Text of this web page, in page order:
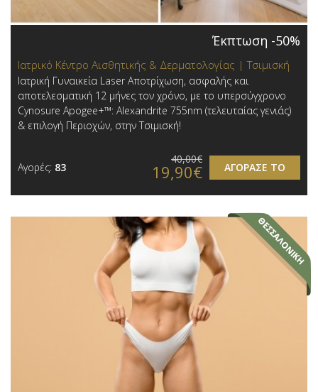
Έκπτωση -50%
Ιατρικό Κέντρο Αισθητικής & Δερματολογίας | Τσιμισκή
Ιατρική Γυναικεία Laser Αποτρίχωση, ασφαλής και
αποτελεσματική 12 μήνες τον χρόνο, με το υπερσύγχρονο
Cynosure Apogee+™: Alexandrite 755nm (τελευταίας γενιάς)
& επιλογή Περιοχών,​ στην Τσιμισκή!
Αγορές: 83 ΑΓΟΡΑΣΕ ΤΟ
40,00€
19,90€